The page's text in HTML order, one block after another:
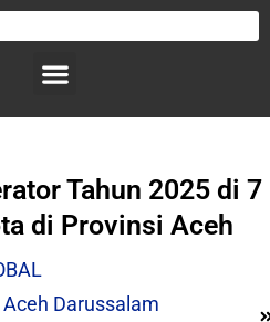
Tahun 2025 di 7
di Provinsi Aceh
Darussalam